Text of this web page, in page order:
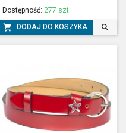
Dostępność: 277 szt.
 DODAJ DO KOSZYKA 